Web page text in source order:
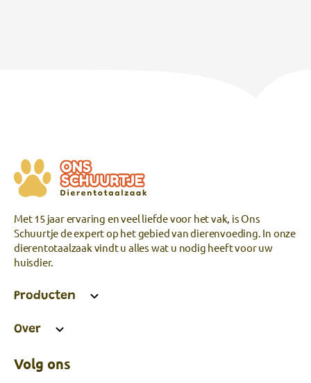
Met 15 jaar ervaring en veel liefde voor het vak, is Ons
Schuurtje de expert op het gebied van dierenvoeding. In onze
dierentotaalzaak vindt u alles wat u nodig heeft voor uw
huisdier.
Producten
Over
Volg ons